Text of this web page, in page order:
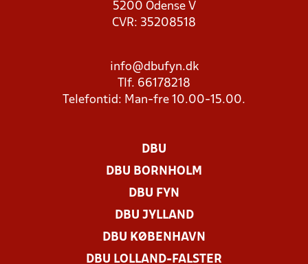
5200 Odense V
CVR: 35208518
info@dbufyn.dk
Tlf. 66178218
Telefontid: Man-fre 10.00-15.00.
DBU
DBU BORNHOLM
DBU FYN
DBU JYLLAND
DBU KØBENHAVN
DBU LOLLAND-FALSTER